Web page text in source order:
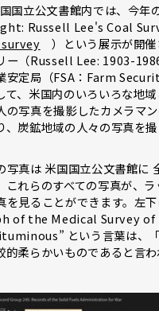
国立公文書館内では、今
Russell Lee's Coal
）という展示が開催
ー（Russell Lee: 1903-
安定局（FSA：Farm
て、米国内のいろいろな地
の写真を撮影したカメラマ
炭鉱地域の人々の写真を撮
写真は 米国国立公文書館に
これらのすべての写真が、
を見ることができます。左
of the Medical Survey of
という言葉は、
柔らかいものであると言わ